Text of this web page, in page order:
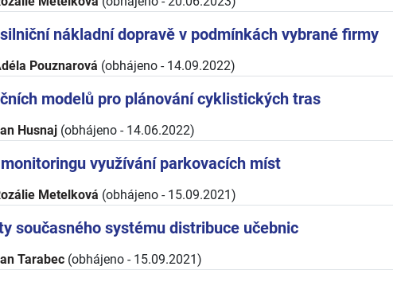
nákladní dopravě v podmínkách vybrané firmy
Pouznarová (obhájeno - 14.09.2022)
modelů pro plánování cyklistických tras
Husnaj(obhájeno - 14.06.2022)
využívání parkovacích míst
Metelková (obhájeno - 15.09.2021)
současného systému distribuce učebnic
Tarabec(obhájeno - 15.09.2021)